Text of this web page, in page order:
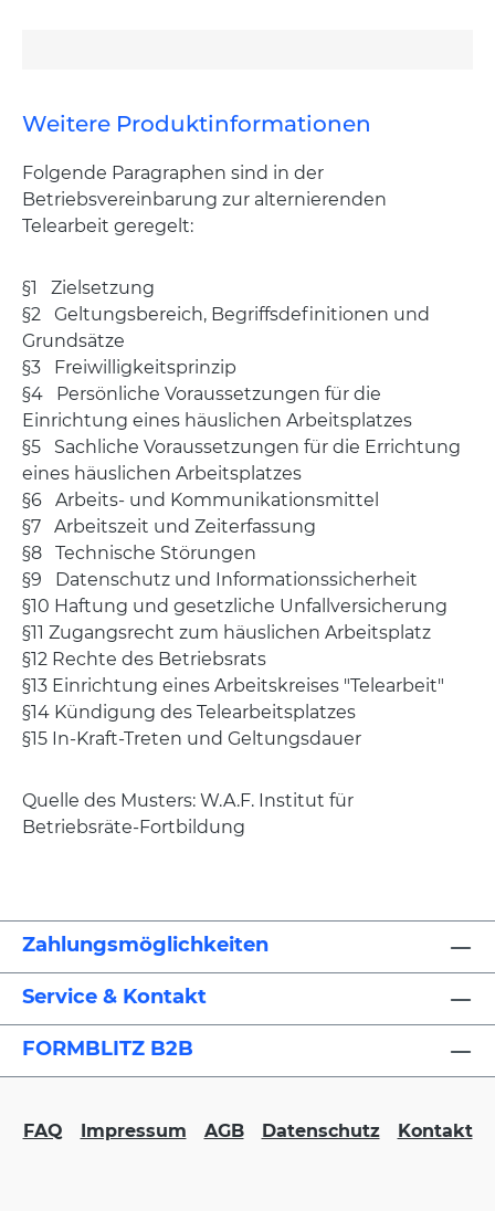
Weitere Produktinformationen
Folgende Paragraphen sind in der
Betriebsvereinbarung zur alternierenden
Telearbeit geregelt:
§1 Zielsetzung
§2 Geltungsbereich, Begriffsdefinitionen und
Grundsätze
§3 Freiwilligkeitsprinzip
§4 Persönliche Voraussetzungen für die
Einrichtung eines häuslichen Arbeitsplatzes
§5 Sachliche Voraussetzungen für die Errichtung
eines häuslichen Arbeitsplatzes
§6 Arbeits- und Kommunikationsmittel
§7 Arbeitszeit und Zeiterfassung
§8 Technische Störungen
§9 Datenschutz und Informationssicherheit
§10 Haftung und gesetzliche Unfallversicherung
§11 Zugangsrecht zum häuslichen Arbeitsplatz
§12 Rechte des Betriebsrats
§13 Einrichtung eines Arbeitskreises "Telearbeit"
§14 Kündigung des Telearbeitsplatzes
§15 In-Kraft-Treten und Geltungsdauer
Quelle des Musters: W.A.F. Institut für
Betriebsräte-Fortbildung
Zahlungsmöglichkeiten
Service & Kontakt
FORMBLITZ B2B
FAQ Impressum AGB Datenschutz Kontakt